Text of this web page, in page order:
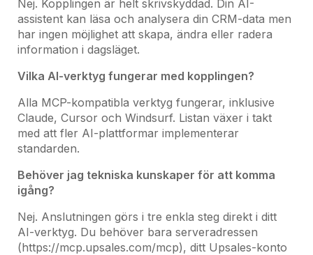
Nej. Kopplingen är helt skrivskyddad. Din AI-
assistent kan läsa och analysera din CRM-data men
har ingen möjlighet att skapa, ändra eller radera
information i dagsläget.
Vilka AI-verktyg fungerar med kopplingen?
Alla MCP-kompatibla verktyg fungerar, inklusive
Claude, Cursor och Windsurf. Listan växer i takt
med att fler AI-plattformar implementerar
standarden.
Behöver jag tekniska kunskaper för att komma
igång?
Nej. Anslutningen görs i tre enkla steg direkt i ditt
AI-verktyg. Du behöver bara serveradressen
(https://mcp.upsales.com/mcp), ditt Upsales-konto